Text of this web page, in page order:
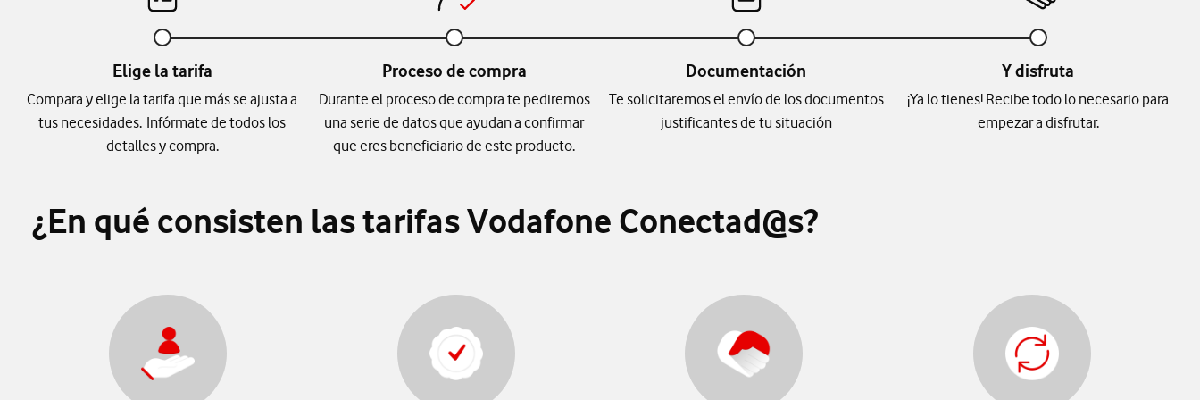
Elige la tarifa
Compara y elige la tarifa que más se ajusta a
tus necesidades. Infórmate de todos los
detalles y compra.
Proceso de compra
Durante el proceso de compra te pediremos
una serie de datos que ayudan a confirmar
que eres beneficiario de este producto.
Documentación
Te solicitaremos el envío de los documentos
justificantes de tu situación
Y disfruta
¡Ya lo tienes! Recibe todo lo necesario para
empezar a disfrutar.
¿En qué consisten las tarifas Vodafone Conectad@s?